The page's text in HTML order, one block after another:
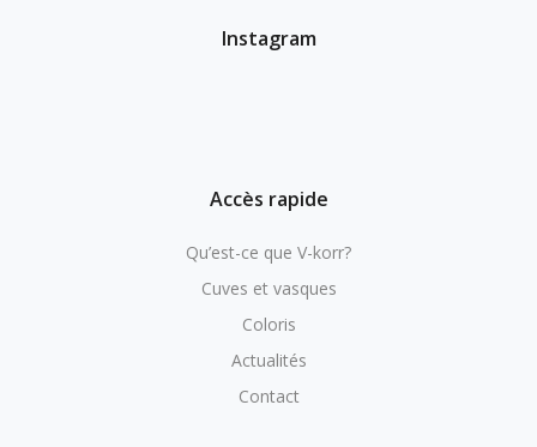
Instagram
Accès rapide
Qu’est-ce que V-korr?
Cuves et vasques
Coloris
Actualités
Contact